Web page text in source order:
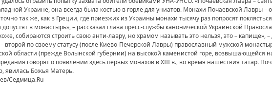
Украине, она всегда была костью в горле для униатов. Монахи Почаевской Лавры –
так же, как в Греции, где приезжих из Украины монахи тысячу раз попросят
допустят в монастырь», – рассказал глава пресс-службы канонической Украинской
собираются строить свою анти-лавру, но храмом называть это нельзя, это – капище»,
второй по своему статусу (после Киево-Печерской Лавры) православный мужской
области (прежде Волынской губернии) на высокой каменистой горе, возвышающейся
говорят о появлении здесь первых монахов в ХIII в., во время нашествия татар.
явилась Божья Матерь.
Седмица.Ru